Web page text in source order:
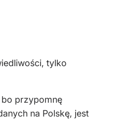
tylko
bo przypomnę
na Polskę, jest